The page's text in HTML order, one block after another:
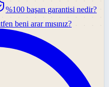
%100 başarı garantisi nedir?
beni arar mısınız?